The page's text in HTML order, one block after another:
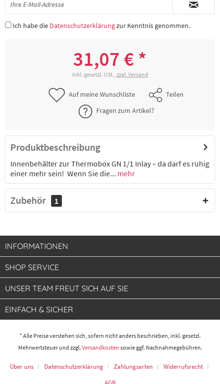
Ich habe die Datenschutzerklärungzur Kenntnis genommen.
31,07 € *
Inkl. gesetzl. USt., zzgl. Versand
Auf meine Wunschliste
Teilen
Fragen zum Artikel?
Produktbeschreibung
Innenbehälter zur Thermobox GN 1/1 Inlay – da darf es ruhig
einer mehr sein! Wenn Sie die... mehr
Zubehör 1
INFORMATIONEN
SHOP SERVICE
UNSER TEAM FREUT SICH AUF SIE
EINFACH & SICHER
* Alle Preise verstehen sich, sofern nicht anders beschrieben, inkl. gesetzl.
Mehrwertsteuer und zzgl. Versandkosten sowie ggf. Nachnahmegebühren.
Über uns Datenschutzerklärung Zahlungsarten
Widerrufsrecht